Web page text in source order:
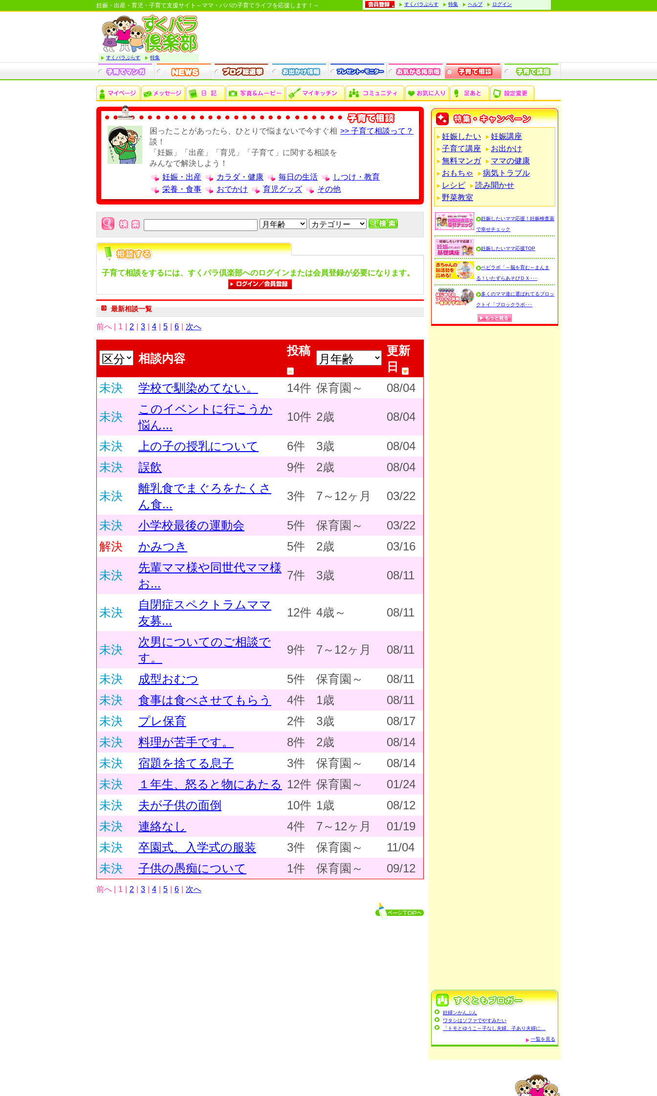
妊娠・出産・育児・子育て支援サイト～ママ・パパの子育てライフを応援します！～ すくパラぷらす 特集 ヘルプ ログイン
すくパラぷらす 特集
困ったことがあったら、ひとりで悩まないで今すぐ相
談！
「妊娠」「出産」「育児」「子育て」に関する相談を
みんなで解決しよう！
>> 子育て相談って？
妊娠・出産 カラダ・健康 毎日の生活
しつけ・教育
栄養・食事
おでかけ 育児グッズ その他
子育て相談をするには、すくパラ倶楽部へのログインまたは会員登録が必要になります。
最新相談一覧
前へ | 1 2 3 4 5 6 次へ
相談内容
投稿
更新
日
未決
学校で馴染めてない。 14件 保育園～ 08/04
未決
このイベントに行こうか
悩ん...
10件 2歳 08/04
未決 上の子の授乳について 6件 3歳
08/04
未決
誤飲 9件 2歳 08/04
未決
離乳食でまぐろをたくさ
ん食...
3件 7～12ヶ月 03/22
未決 小学校最後の運動会 5件 保育園～
03/22
解決
かみつき 5件 2歳 03/16
未決
先輩ママ様や同世代ママ様
お...
7件 3歳 08/11
未決
自閉症スペクトラムママ
友募...
12件 4歳～ 08/11
未決
次男についてのご相談で
す。
9件 7～12ヶ月 08/11
未決 成型おむつ 5件 保育園～
08/11
未決
食事は食べさせてもらう 4件 1歳
08/11
未決
プレ保育 2件 3歳
08/17
未決
料理が苦手です。 8件 2歳
08/14
未決
宿題を捨てる息子 3件 保育園～
08/14
未決
１年生、怒ると物にあたる 12件 保育園～
01/24
未決
夫が子供の面倒 10件 1歳
08/12
未決
連絡なし 4件 7～12ヶ月
01/19
未決
卒園式、入学式の服装 3件 保育園～
11/04
未決
子供の愚痴について 1件 保育園～ 09/12
前へ | 1 2 3 4 5 6 次へ
妊娠したい
妊娠講座
子育て講座
お出かけ
無料マンガ
ママの健康
おもちゃ
病気トラブル
レシピ
読み聞かせ
野菜教室
妊娠したいママ応援！妊娠検査薬
で幸せチェック
妊娠したいママ応援TOP
ベビラボ「～脳を育む～まんま
る！いたずらあそびＤＸ･･･
多くのママ達に選ばれてるブロッ
クトイ「ブロックラボ･･･
妊婦ンかんぷん
ワタシはソファでやすみたい
「トモとゆうこ～子なし夫婦、子あり夫婦に…
一覧を見る